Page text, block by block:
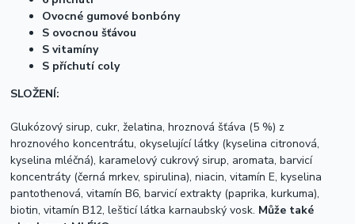
Ovocné gumové bonbóny
S ovocnou šťávou
S vitamíny
S příchutí coly
SLOŽENÍ:
Glukózový sirup, cukr, želatina, hroznová šťáva (5 %) z
hroznového koncentrátu, okyselující látky (kyselina citronová,
kyselina mléčná), karamelový cukrový sirup, aromata, barvicí
koncentráty (černá mrkev, spirulina), niacin, vitamín E, kyselina
pantothenová, vitamín B6, barvicí extrakty (paprika, kurkuma),
biotin, vitamín B12, lešticí látka karnaubský vosk. Může také